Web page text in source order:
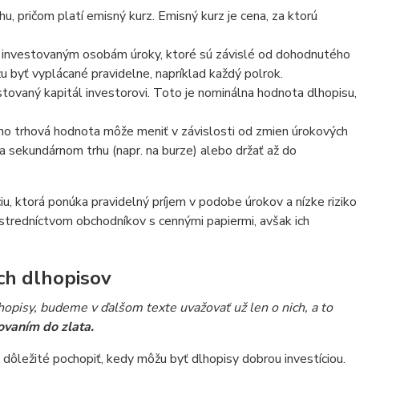
pričom platí emisný kurz. Emisný kurz je cena, za ktorú
osobám úroky, ktoré sú závislé od dohodnutého
byť vyplácané pravidelne, napríklad každý polrok.
kapitál investorovi. Toto je nominálna hodnota dlhopisu,
trhová hodnota môže meniť v závislosti od zmien úrokových
trhu (napr. na burze) alebo držať až do
ktorá ponúka pravidelný príjem v podobe úrokov a nízke riziko
obchodníkov s cennými papiermi, avšak ich
dlhopisov
budeme v ďalšom texte uvažovať už len o nich, a to
do zlata.
pochopiť, kedy môžu byť dlhopisy dobrou investíciou.